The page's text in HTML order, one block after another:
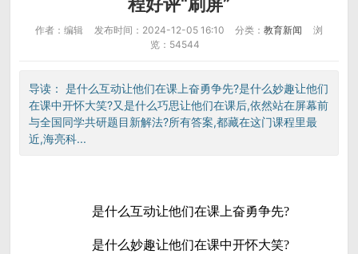
程好评“刷屏”
作者：编辑 发布时间：2024-12-05 16:10 分类：教育新闻
浏
览：54544
导读： 是什么互动让他们在课上奋勇争先?是什么妙趣让他们
在课中开怀大笑?又是什么巧思让他们在课后,依然站在屏幕前
与全国同学共研题目新解法?所有答案,都藏在这门课程里最
近,海亮科...
是什么互动让他们在课上奋勇争先?
是什么妙趣让他们在课中开怀大笑?